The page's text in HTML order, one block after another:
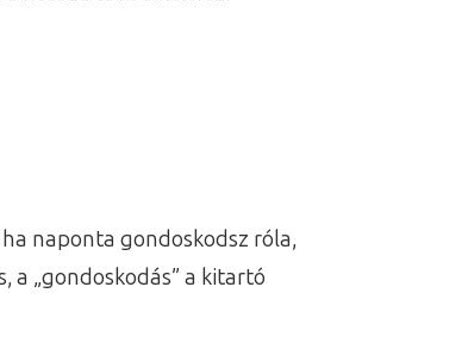
naponta gondoskodsz róla,
a „gondoskodás” a kitartó